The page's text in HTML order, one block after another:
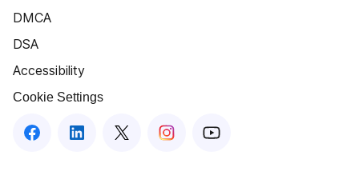
DMCA
DSA
Accessibility
Cookie Settings